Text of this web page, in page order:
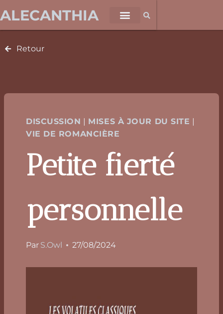
ALECANTHIA
Retour
DISCUSSION | MISES À JOUR DU SITE |
VIE DE ROMANCIÈRE
Petite fierté
personnelle
Par S.Owl 27/08/2024